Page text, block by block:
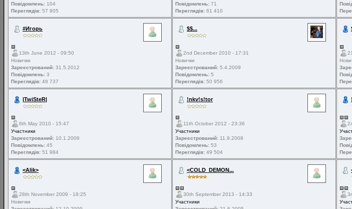
Повідомлень: 104
Переглядів: 57 905
Повідомлень: 71
Переглядів: 61 410
#Игорь
13th June 2012 - 09:50
Новички
Зареєстрований: 31.5.2012
Повідомлень: 3
Переглядів: 48 737
$$...
2nd December 2010 - 17:31
Новички
Зареєстрований: 5.4.2009
Повідомлень: 5
Переглядів: 50 956
|TwiSteR|
6th May 2010 - 15:47
Участники
Зареєстрований: 10.1.2009
Повідомлень: 45
Переглядів: 51 984
!nkv!s!tor
11th October 2012 - 23:36
Участники
Зареєстрований: 11.9.2008
Повідомлень: 53
Переглядів: 49 504
<Alik>
28th November 2009 - 18:25
Новички
<COLD_DEMON...
30th September 2013 - 14:33
Участники